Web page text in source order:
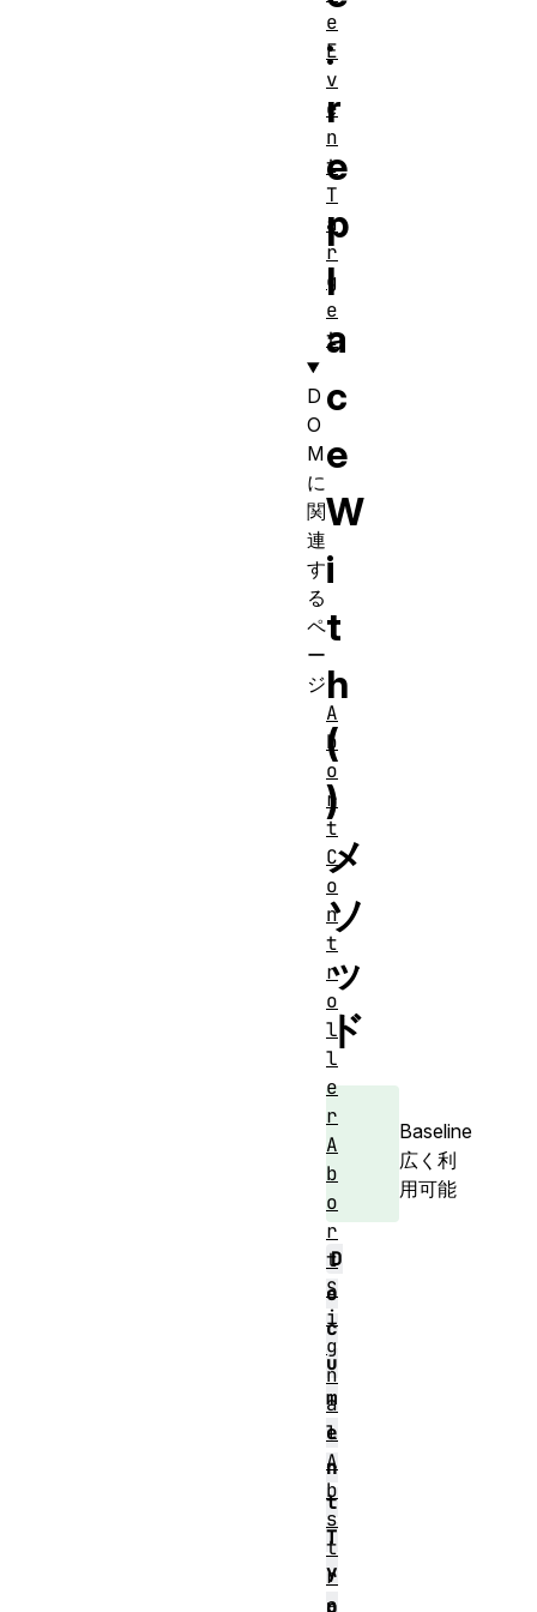
:
r
e
p
l
a
c
e
W
i
t
h
(
)
メ
ソ
ッ
ド
Baseline
広く利
用可能
D
o
c
u
m
e
n
t
T
y
e
E
v
e
n
t
T
a
r
g
e
t
D
O
M
に
関
連
す
る
ペ
ー
ジ
A
b
o
r
t
C
o
n
t
r
o
l
l
e
r
A
b
o
r
t
S
i
g
n
a
l
A
b
s
t
r
a